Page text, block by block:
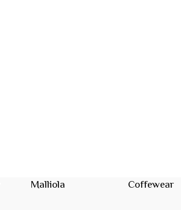
Malliola Coffewear